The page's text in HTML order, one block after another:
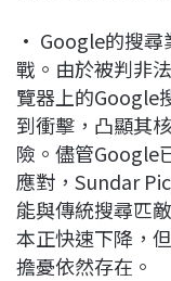
• Google的搜尋
戰。由於被判非
覽器上的Google
到衝擊，凸顯其
險。儘管Google
應對，Sundar
能與傳統搜尋匹
本正快速下降，
擔憂依然存在。